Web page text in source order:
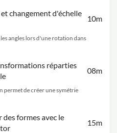
changement d'échelle
10m
angles lors d'une rotation dans
réparties
08m
permet de créer une symétrie
des formes avec le
15m